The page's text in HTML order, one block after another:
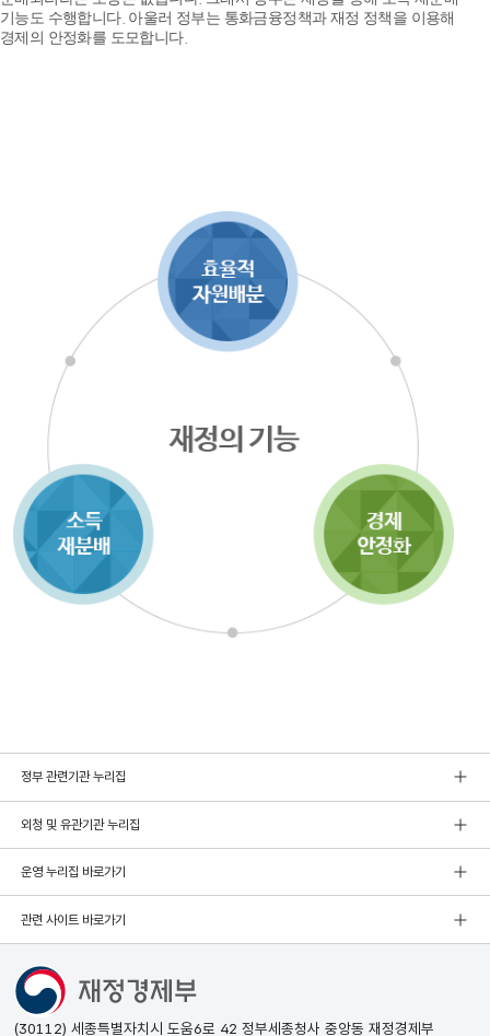
기능도 수행합니다. 아울러 정부는 통화금융정책과 재정 정책을 이용해
경제의 안정화를 도모합니다.
정부 관련기관 누리집
외청 및 유관기관 누리집
운영 누리집 바로가기
관련 사이트 바로가기
(30112) 세종특별자치시 도움6로 42 정부세종청사 중앙동 재정경제부